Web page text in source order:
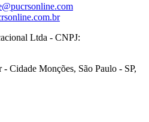
Ltda - CNPJ:
- Cidade Monções, São Paulo - SP,